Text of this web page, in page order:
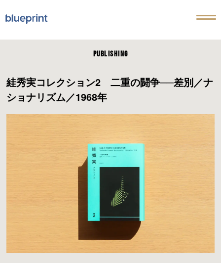
PUBLISHING
絓秀実コレクション2 二重の闘争──差別／ナ
ショナリズム／1968年